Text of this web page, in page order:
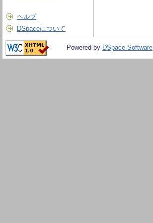
ヘルプ
DSpaceについて
Powered by DSpace Software